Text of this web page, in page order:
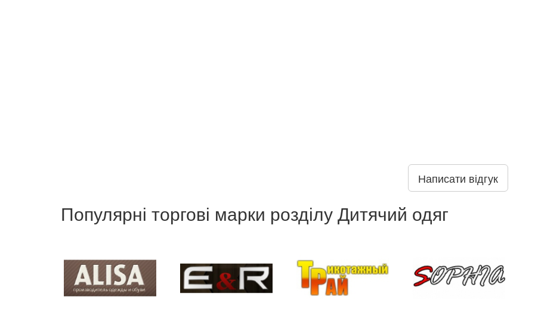
Написати відгук
Популярні торгові марки розділу Дитячий одяг